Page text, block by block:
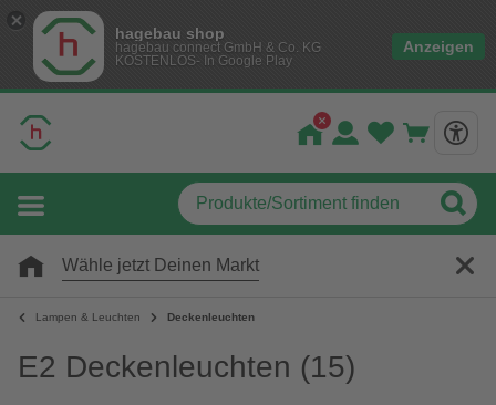
hagebau shop
hagebau connect GmbH & Co. KG
KOSTENLOS- In Google Play
Anzeigen
Wähle jetzt Deinen Markt
Lampen & Leuchten Deckenleuchten
E2 Deckenleuchten (15)